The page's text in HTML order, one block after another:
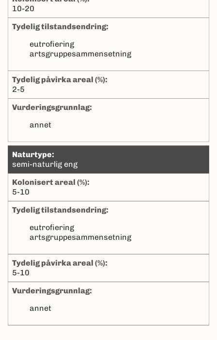
10-20
tydelig tilstandsendring:
eutrofiering
artsgruppesammensetning
tydelig påvirka areal (%):
2-5
Vurderingsgrunnlag:
annet
naturtype:
semi-naturlig eng
kolonisert areal (%):
5-10
tydelig tilstandsendring:
eutrofiering
artsgruppesammensetning
tydelig påvirka areal (%):
5-10
Vurderingsgrunnlag:
annet